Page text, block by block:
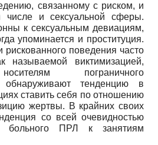
связанному с риском, и
числе и сексуальной сферы.
к сексуальным девиациям,
упоминается и проституция.
рискованного поведения часто
называемой виктимизацией,
пограничного
обнаруживают тенденцию в
ставить себя по отношению
жертвы. В крайних своих
со всей очевидностью
больного ПРЛ к занятиям